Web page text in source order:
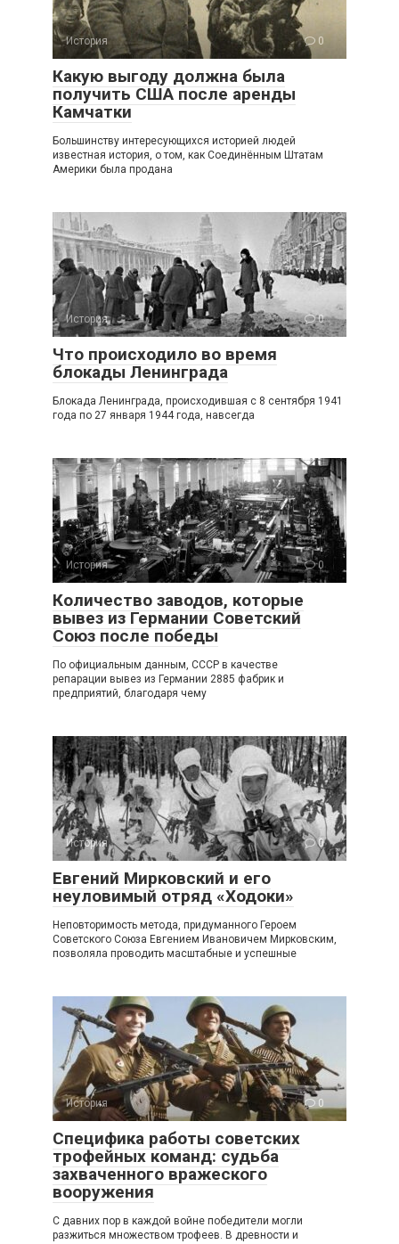
История 0
Какую выгоду должна была
получить США после аренды
Камчатки
Большинству интересующихся историей людей
известная история, о том, как Соединённым Штатам
Америки была продана
История 0
Что происходило во время
блокады Ленинграда
Блокада Ленинграда, происходившая с 8 сентября 1941
года по 27 января 1944 года, навсегда
История 0
Количество заводов, которые
вывез из Германии Советский
Союз после победы
По официальным данным, СССР в качестве
репарации вывез из Германии 2885 фабрик и
предприятий, благодаря чему
История 0
Евгений Мирковский и его
неуловимый отряд «Ходоки»
Неповторимость метода, придуманного Героем
Советского Союза Евгением Ивановичем Мирковским,
позволяла проводить масштабные и успешные
История 0
Специфика работы советских
трофейных команд: судьба
захваченного вражеского
вооружения
С давних пор в каждой войне победители могли
разжиться множеством трофеев. В древности и